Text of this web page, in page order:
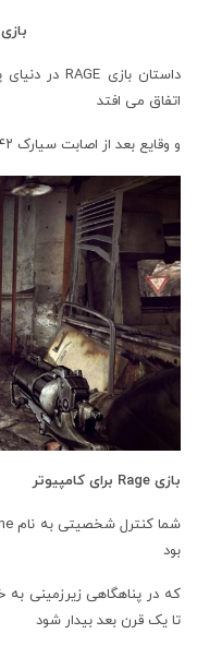
بازی Rage برای کامپیوتر
اتفاق می افتد
و وقایع بعد از اصابت سیارک ۹۹۹۴۲ Apophis به زمین را دنبال می کند.
بازی Rage برای کامپیوتر
بود
تا یک قرن بعد بیدار شود